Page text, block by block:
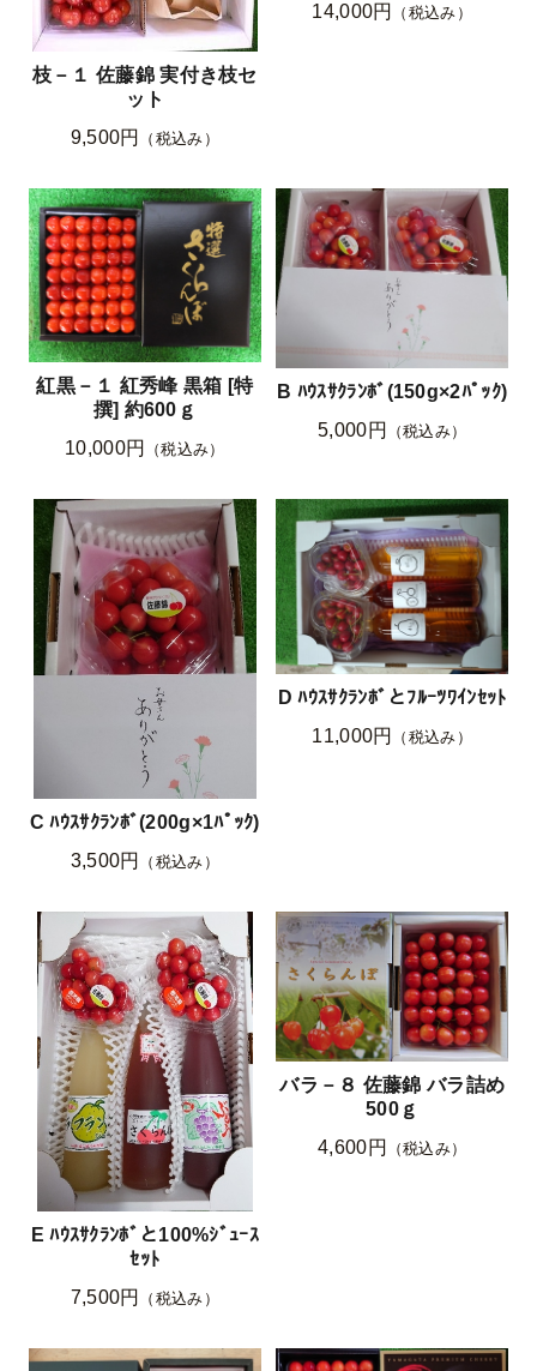
枝－１ 佐藤錦 実付き枝セ
ット
9,500円
（税込み）
14,000円 （税込み）
紅黒－１ 紅秀峰 黒箱 [特
撰] 約600ｇ
10,000円
（税込み）
B ﾊｳｽｻｸﾗﾝﾎﾞ(150g×2ﾊﾟｯｸ)
5,000円
（税込み）
C ﾊｳｽｻｸﾗﾝﾎﾞ(200g×1ﾊﾟｯｸ)
3,500円
（税込み）
D ﾊｳｽｻｸﾗﾝﾎﾞとﾌﾙｰﾂﾜｲﾝｾｯﾄ
11,000円
（税込み）
E ﾊｳｽｻｸﾗﾝﾎﾞと100%ｼﾞｭｰｽ
ｾｯﾄ
7,500円
（税込み）
バラ－８ 佐藤錦 バラ詰め
500ｇ
4,600円
（税込み）